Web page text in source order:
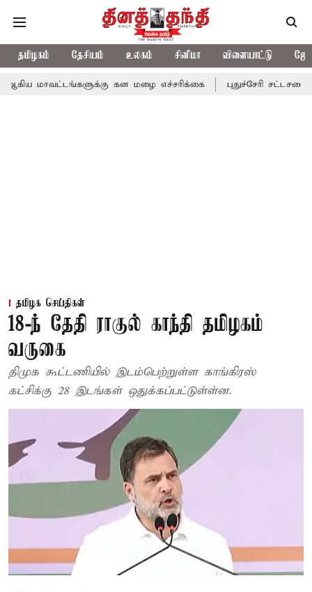
தமிழகம் தேசியம் உலகம் சினிமா விளையாட்டு
கன மழை எச்சரிக்கை புதுச்சேரி சட்டசபையில்
தமிழக செய்திகள்
18-ந் தேதி ராகுல் காந்தி தமிழகம்
வருகை
திமுக கூட்டணியில் இடம்பெற்றுள்ள காங்கிரஸ்
கட்சிக்கு 28 இடங்கள் ஒதுக்கப்பட்டுள்ள்ன.